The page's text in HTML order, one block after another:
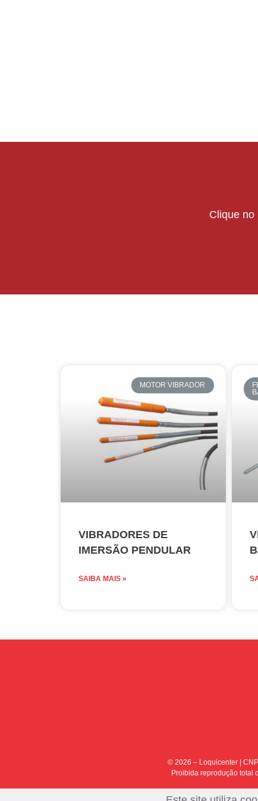
Clique no
MOTOR VIBRADOR
VIBRADORES DE
IMERSÃO PENDULAR
SAIBA MAIS »
© 2026 – Loquicenter |
Proibida reprodução total